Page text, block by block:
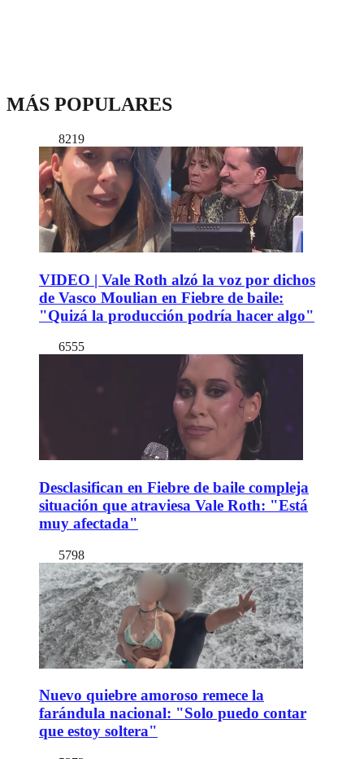
MÁS POPULARES
8219
VIDEO | Vale Roth alzó la voz por dichos
de Vasco Moulian en Fiebre de baile:
"Quizá la producción podría hacer algo"
6555
Desclasifican en Fiebre de baile compleja
situación que atraviesa Vale Roth: "Está
muy afectada"
5798
Nuevo quiebre amoroso remece la
farándula nacional: "Solo puedo contar
que estoy soltera"